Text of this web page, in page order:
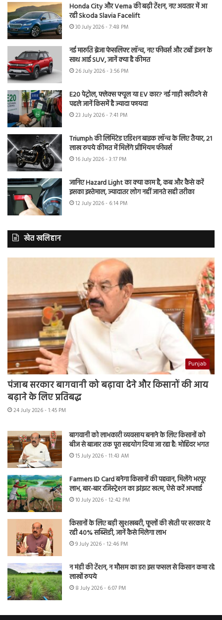
Honda City और Verna की बढ़ी टेंशन, नए अवतार में आ
रही Skoda Slavia Facelift
30 July 2026 - 7:48 PM
नई मारुति ब्रेजा फेसलिफ्ट लॉन्च, नए फीचर्स और टर्बो इंजन के
साथ आई SUV, जानें क्या है कीमत
26 July 2026 - 3:56 PM
E20 पेट्रोल, फ्लेक्स फ्यूल या EV कार? नई गाड़ी खरीदने से
पहले जानें किसमें है ज्यादा फायदा
23 July 2026 - 7:41 PM
Triumph की लिमिटेड एडिशन बाइक लॉन्च के लिए तैयार, 21
लाख रुपये कीमत में मिलेंगे प्रीमियम फीचर्स
16 July 2026 - 3:17 PM
जानिए Hazard Light का क्या काम है, कब और कैसे करें
इसका इस्तेमाल, ज्यादातर लोग नहीं जानते सही तरीका
12 July 2026 - 6:14 PM
खेत खलिहान
Punjab
पंजाब सरकार बागवानी को बढ़ावा देने और किसानों की आय
बढ़ाने के लिए प्रतिबद्ध
24 July 2026 - 1:45 PM
बागवानी को लाभकारी व्यवसाय बनाने के लिए किसानों को
बीज से बाजार तक पूरा सहयोग दिया जा रहा है: मोहिंदर भगत
15 July 2026 - 11:43 AM
Farmers ID Card बनेगा किसानों की पहचान, मिलेंगे भरपूर
लाभ, बार-बार रजिस्ट्रेशन का झंझट खत्म, ऐसे करें अप्लाई
10 July 2026 - 12:42 PM
किसानों के लिए बड़ी खुशखबरी, फूलों की खेती पर सरकार दे
रही 40% सब्सिडी, जानें कैसे मिलेगा लाभ
9 July 2026 - 12:46 PM
न मंडी की टेंशन, न मौसम का डर! इस फसल से किसान कमा रहे
लाखों रुपये
8 July 2026 - 6:07 PM